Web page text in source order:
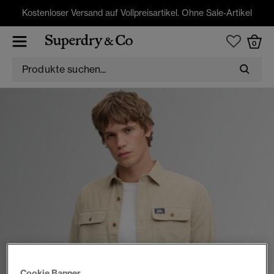
Kostenloser Versand auf Vollpreisartikel. Ohne Sale-Artikel
0